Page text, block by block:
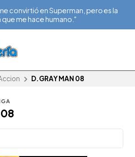
convirtió en Superman, pero es la
que me hace humano."
D.GRAY MAN 08